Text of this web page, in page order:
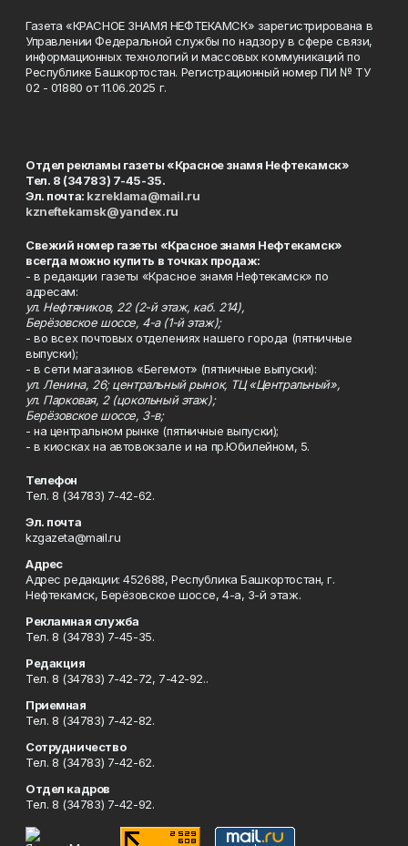
Газета «КРАСНОЕ ЗНАМЯ НЕФТЕКАМСК» зарегистрирована в
Управлении Федеральной службы по надзору в сфере связи,
информационных технологий и массовых коммуникаций по
Республике Башкортостан. Регистрационный номер ПИ № ТУ
02 - 01880 от 11.06.2025 г.
Отдел рекламы газеты «Красное знамя Нефтекамск»
Тел. 8 (34783) 7-45-35.
Эл. почта: kzreklama@mail.ru
kzneftekamsk@yandex.ru
Свежий номер газеты «Красное знамя Нефтекамск»
всегда можно купить в точках продаж:
- в редакции газеты «Красное знамя Нефтекамск» по
адресам:
ул. Нефтяников, 22 (2-й этаж, каб. 214),
Берёзовское шоссе, 4-а (1-й этаж);
- во всех почтовых отделениях нашего города (пятничные
выпуски);
- в сети магазинов «Бегемот» (пятничные выпуски):
ул. Ленина, 26; центральный рынок, ТЦ «Центральный»,
ул. Парковая, 2 (цокольный этаж);
Берёзовское шоссе, 3-в;
- на центральном рынке (пятничные выпуски);
- в киосках на автовокзале и на пр.Юбилейном, 5.
Телефон
Тел. 8 (34783) 7-42-62.
Эл. почта
kzgazeta@mail.ru
Адрес
Адрес редакции: 452688, Республика Башкортостан, г.
Нефтекамск, Берёзовское шоссе, 4-а, 3-й этаж.
Рекламная служба
Тел. 8 (34783) 7-45-35.
Редакция
Тел. 8 (34783) 7-42-72, 7-42-92..
Приемная
Тел. 8 (34783) 7-42-82.
Сотрудничество
Тел. 8 (34783) 7-42-62.
Отдел кадров
Тел. 8 (34783) 7-42-92.